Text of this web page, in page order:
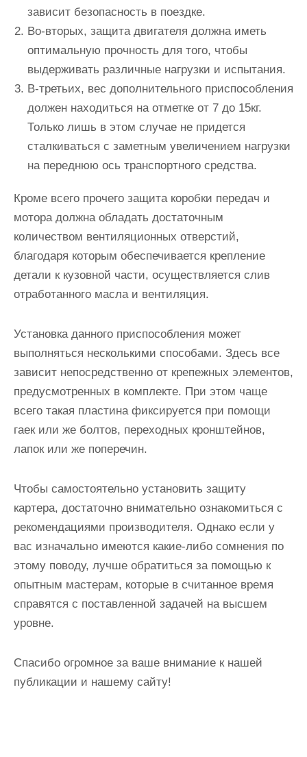
зависит безопасность в поездке.
Во-вторых, защита двигателя должна иметь
оптимальную прочность для того, чтобы
выдерживать различные нагрузки и испытания.
В-третьих, вес дополнительного приспособления
должен находиться на отметке от 7 до 15кг.
Только лишь в этом случае не придется
сталкиваться с заметным увеличением нагрузки
на переднюю ось транспортного средства.
Кроме всего прочего защита коробки передач и
мотора должна обладать достаточным
количеством вентиляционных отверстий,
благодаря которым обеспечивается крепление
детали к кузовной части, осуществляется слив
отработанного масла и вентиляция.
Установка данного приспособления может
выполняться несколькими способами. Здесь все
зависит непосредственно от крепежных элементов,
предусмотренных в комплекте. При этом чаще
всего такая пластина фиксируется при помощи
гаек или же болтов, переходных кронштейнов,
лапок или же поперечин.
Чтобы самостоятельно установить защиту
картера, достаточно внимательно ознакомиться с
рекомендациями производителя. Однако если у
вас изначально имеются какие-либо сомнения по
этому поводу, лучше обратиться за помощью к
опытным мастерам, которые в считанное время
справятся с поставленной задачей на высшем
уровне.
Спасибо огромное за ваше внимание к нашей
публикации и нашему сайту!